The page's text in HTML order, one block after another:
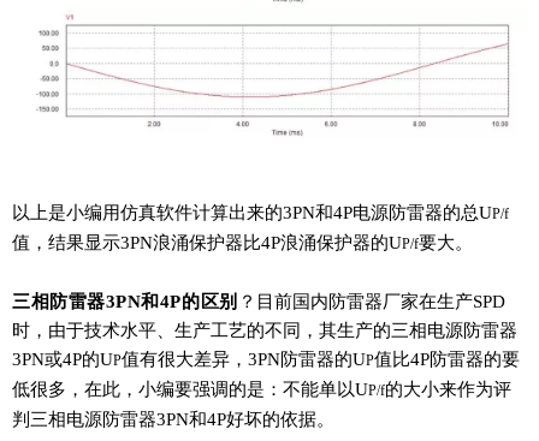
以上是小编用仿真软件计算出来的3PN和4P电源防雷器的总UP/f
值，结果显示3PN浪涌保护器比4P浪涌保护器的UP/f要大。
三相防雷器3PN和4P的区别 ？ 目前国内防雷器厂家在生产SPD
时，由于技术水平、生产工艺的不同，其生产的三相电源防雷器
3PN或4P的UP值有很大差异，3PN防雷器的UP值比4P防雷器的要
低很多，在此，小编要强调的是： 不能单以UP/f的大小来作为评
判三相电源防雷器3PN和4P好坏的依据。